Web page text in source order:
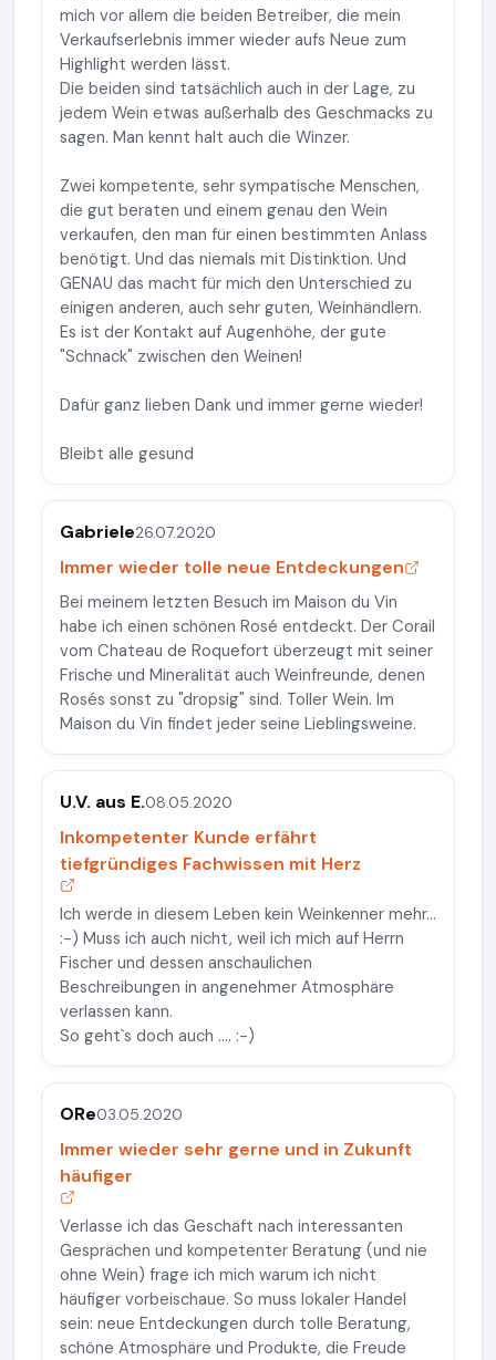
mich vor allem die beiden Betreiber, die mein
Verkaufserlebnis immer wieder aufs Neue zum
Highlight werden lässt.
Die beiden sind tatsächlich auch in der Lage, zu
jedem Wein etwas außerhalb des Geschmacks zu
sagen. Man kennt halt auch die Winzer.
Zwei kompetente, sehr sympatische Menschen,
die gut beraten und einem genau den Wein
verkaufen, den man für einen bestimmten Anlass
benötigt. Und das niemals mit Distinktion. Und
GENAU das macht für mich den Unterschied zu
einigen anderen, auch sehr guten, Weinhändlern.
Es ist der Kontakt auf Augenhöhe, der gute
"Schnack" zwischen den Weinen!
Dafür ganz lieben Dank und immer gerne wieder!
Bleibt alle gesund
Gabriele26.07.2020
Immer wieder tolle neue Entdeckungen
Bei meinem letzten Besuch im Maison du Vin
habe ich einen schönen Rosé entdeckt. Der Corail
vom Chateau de Roquefort überzeugt mit seiner
Frische und Mineralität auch Weinfreunde, denen
Rosés sonst zu "dropsig" sind. Toller Wein. Im
Maison du Vin findet jeder seine Lieblingsweine.
U.V. aus E.08.05.2020
Inkompetenter Kunde erfährt
tiefgründiges Fachwissen mit Herz
Ich werde in diesem Leben kein Weinkenner mehr...
:-) Muss ich auch nicht, weil ich mich auf Herrn
Fischer und dessen anschaulichen
Beschreibungen in angenehmer Atmosphäre
verlassen kann.
So geht`s doch auch .... :-)
ORe03.05.2020
Immer wieder sehr gerne und in Zukunft
häufiger
Verlasse ich das Geschäft nach interessanten
Gesprächen und kompetenter Beratung (und nie
ohne Wein) frage ich mich warum ich nicht
häufiger vorbeischaue. So muss lokaler Handel
sein: neue Entdeckungen durch tolle Beratung,
schöne Atmosphäre und Produkte, die Freude